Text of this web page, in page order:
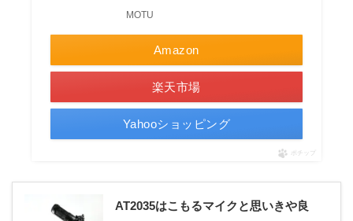
MOTU
Amazon
楽天市場
Yahooショッピング
ポチップ
AT2035はこもるマイクと思いきや良